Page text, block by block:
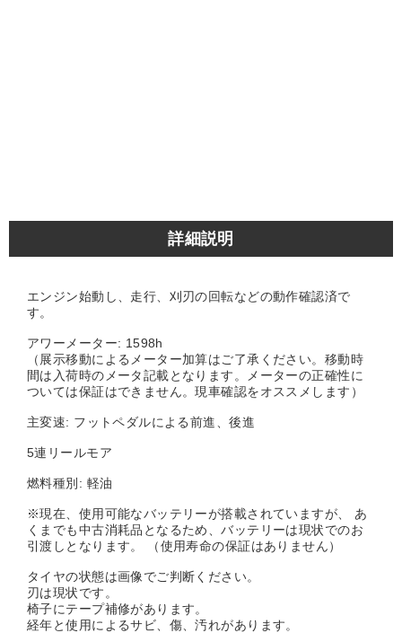
詳細説明
エンジン始動し、走行、刈刃の回転などの動作確認済で
す。
アワーメーター: 1598h
（展示移動によるメーター加算はご了承ください。移動時
間は入荷時のメータ記載となります。メーターの正確性に
ついては保証はできません。現車確認をオススメします）
主変速: フットペダルによる前進、後進
5連リールモア
燃料種別: 軽油
※現在、使用可能なバッテリーが搭載されていますが、 あ
くまでも中古消耗品となるため、バッテリーは現状でのお
引渡しとなります。 （使用寿命の保証はありません）
タイヤの状態は画像でご判断ください。
刃は現状です。
椅子にテープ補修があります。
経年と使用によるサビ、傷、汚れがあります。